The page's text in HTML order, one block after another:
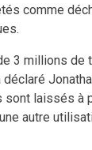
comme
3 millions de
déclaré
sont laissés à
autre